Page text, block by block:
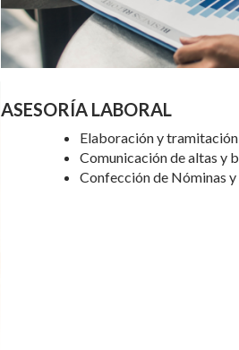
ASESORÍA LABORAL
Elaboración y
Comunicación de altas y
Confección de Nóminas